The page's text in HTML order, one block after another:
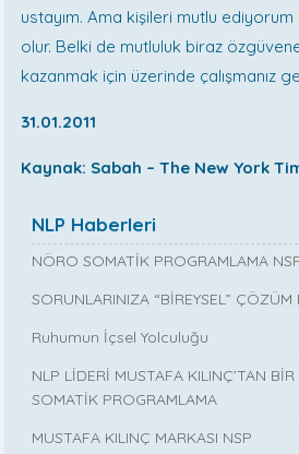
ustayım. Ama kişileri mutlu
olur. Belki de mutluluk biraz
kazanmak için üzerinde çalışmanız
31.01.2011
Kaynak: Sabah – The New York
NLP Haberleri
NÖRO SOMATİK PROGRAMLAMA
SORUNLARINIZA “BİREYSEL” ÇÖZÜM
Ruhumun İçsel Yolculuğu
NLP LİDERİ MUSTAFA KILINÇ’TAN
SOMATİK PROGRAMLAMA
MUSTAFA KILINÇ MARKASI NSP